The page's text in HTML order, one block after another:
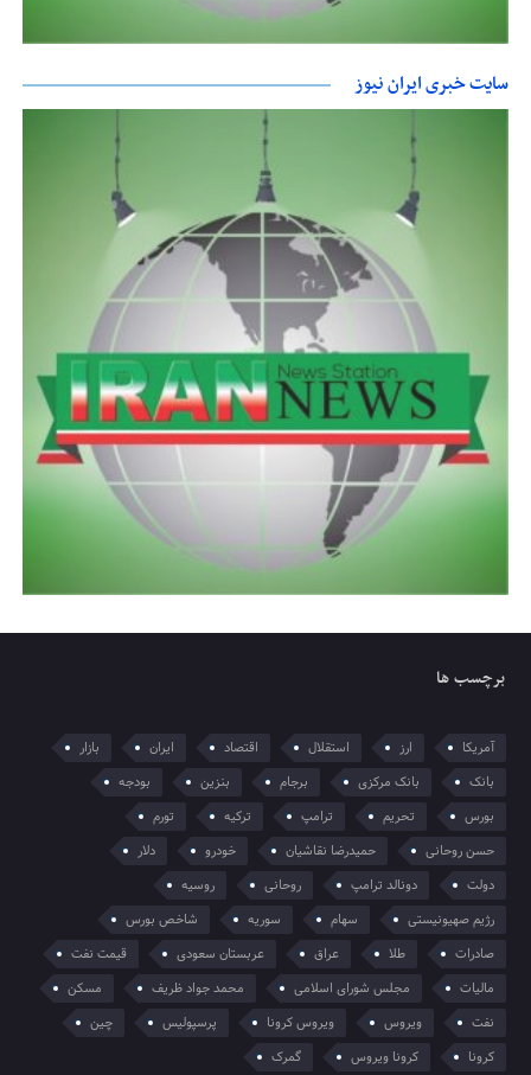
سایت خبری ایران نیوز
برچسب ها
آمریکا ارز استقلال اقتصاد ایران
بازار
بانک
بانک مرکزی برجام بنزین
بودجه
بورس
تحریم ترامپ ترکیه
تورم
حسن روحانی
حمیدرضا نقاشیان خودرو
دلار
دولت
دونالد ترامپ روحانی
روسیه
رژیم صهیونیستی
سهام سوریه
شاخص بورس
صادرات
طلا عراق عربستان سعودی
قیمت نفت
مالیات
مجلس شورای اسلامی محمد جواد ظریف
مسکن
نفت
ویروس ویروس کرونا پرسپولیس
چین
کرونا
کرونا ویروس گمرک